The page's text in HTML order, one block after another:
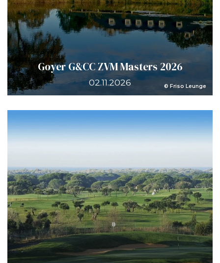
© Friso Leunge
Goyer G&CC ZVM Masters 2026
02.11.2026